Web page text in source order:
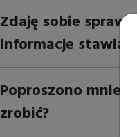
Zdaję sobie
informacje
Poproszono mnie
zrobić?